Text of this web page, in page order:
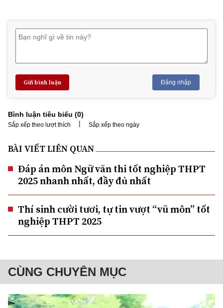
Gửi bình luận Đăng nhập
Bình luận tiêu biểu (0)
Sắp xếp theo lượt thích | Sắp xếp theo ngày
BÀI VIẾT LIÊN QUAN
Đáp án môn Ngữ văn thi tốt nghiệp THPT
2025 nhanh nhất, đầy đủ nhất
Thí sinh cười tươi, tự tin vượt “vũ môn” tốt
nghiệp THPT 2025
CÙNG CHUYÊN MỤC